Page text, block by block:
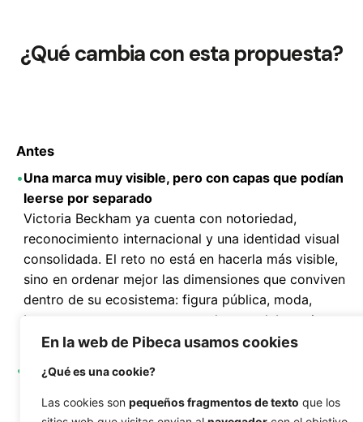
En la web de Pibeca usamos cookies
¿Qué es una cookie?
Las cookies son pequeños fragmentos de texto que los
¿Qué cambia con esta propuesta?
Antes
•Una marca muy visible, pero con capas que podían
leerse por separado
Victoria Beckham ya cuenta con notoriedad,
reconocimiento internacional y una identidad visual
consolidada. El reto no está en hacerla más visible,
sino en ordenar mejor las dimensiones que conviven
dentro de su ecosistema: figura pública, moda,
beauty, ecommerce, prensa, cultura, colaboraciones
y negocio.
•
El ecommerce podía concentrar demasiado peso
Cuando la tienda online se convierte en la entrada